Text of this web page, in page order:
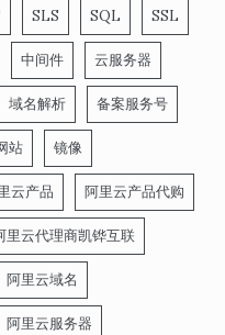
SLS SQL SSL
中间件 云服务器
域名解析 备案服务号
站 镜像
云产品 阿里云产品代购
里云代理商凯铧互联
阿里云域名
阿里云服务器